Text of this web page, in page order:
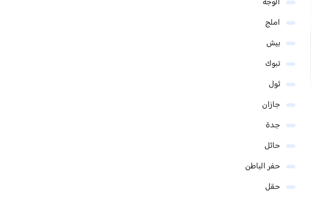
املج
بيش
تبوك
ثول
جازان
جدة
حائل
حفر الباطن
حقل